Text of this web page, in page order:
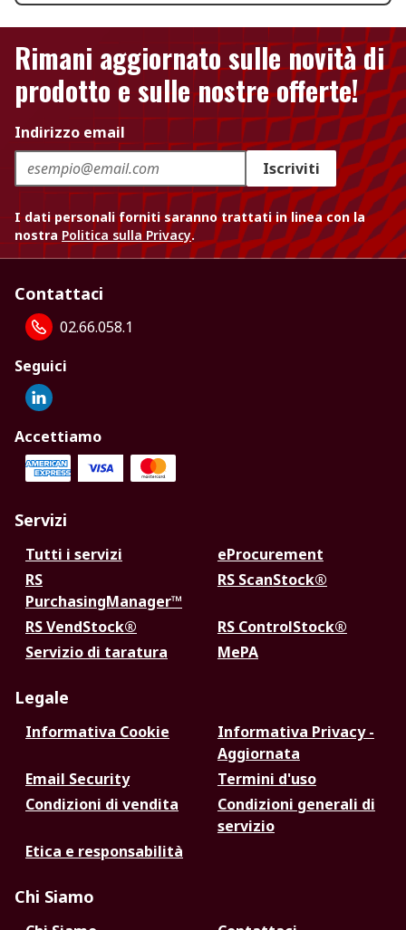
Rimani aggiornato sulle novità di
prodotto e sulle nostre offerte!
Indirizzo email
Iscriviti
I dati personali forniti saranno trattati in linea con la
nostra Politica sulla Privacy.
Contattaci
02.66.058.1
Seguici
Accettiamo
Servizi
Tutti i servizi
eProcurement
RS
PurchasingManager™
RS ScanStock®
RS VendStock®
RS ControlStock®
Servizio di taratura
MePA
Legale
Informativa Cookie
Informativa Privacy -
Aggiornata
Email Security
Termini d'uso
Condizioni di vendita
Condizioni generali di
servizio
Etica e responsabilità
Chi Siamo